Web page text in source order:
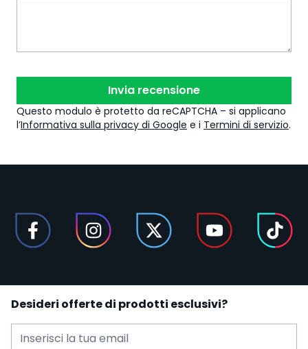
Invia recensione
Questo modulo è protetto da reCAPTCHA – si applicano
l’Informativa sulla privacy di Google e i Termini di servizio.
Desideri offerte di prodotti esclusivi?